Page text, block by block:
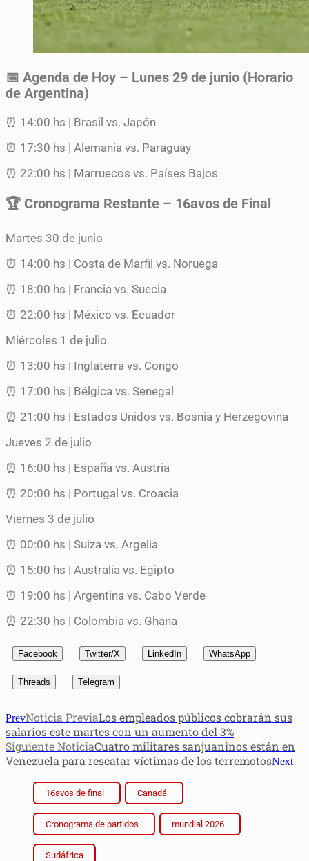
📅 Agenda de Hoy – Lunes 29 de junio (Horario
de Argentina)
⏰ 14:00 hs | Brasil vs. Japón
⏰ 17:30 hs | Alemania vs. Paraguay
⏰ 22:00 hs | Marruecos vs. Países Bajos
🏆 Cronograma Restante – 16avos de Final
Martes 30 de junio
⏰ 14:00 hs | Costa de Marfil vs. Noruega
⏰ 18:00 hs | Francia vs. Suecia
⏰ 22:00 hs | México vs. Ecuador
Miércoles 1 de julio
⏰ 13:00 hs | Inglaterra vs. Congo
⏰ 17:00 hs | Bélgica vs. Senegal
⏰ 21:00 hs | Estados Unidos vs. Bosnia y Herzegovina
Jueves 2 de julio
⏰ 16:00 hs | España vs. Austria
⏰ 20:00 hs | Portugal vs. Croacia
Viernes 3 de julio
⏰ 00:00 hs | Suiza vs. Argelia
⏰ 15:00 hs | Australia vs. Egipto
⏰ 19:00 hs | Argentina vs. Cabo Verde
⏰ 22:30 hs | Colombia vs. Ghana
Facebook Twitter/X LinkedIn WhatsApp
Threads Telegram
PrevNoticia PreviaLos empleados públicos cobrarán sus
salarios este martes con un aumento del 3%
Siguiente NoticiaCuatro militares sanjuaninos están en
Venezuela para rescatar víctimas de los terremotosNext
16avos de final Canadá
Cronograma de partidos mundial 2026
Sudáfrica